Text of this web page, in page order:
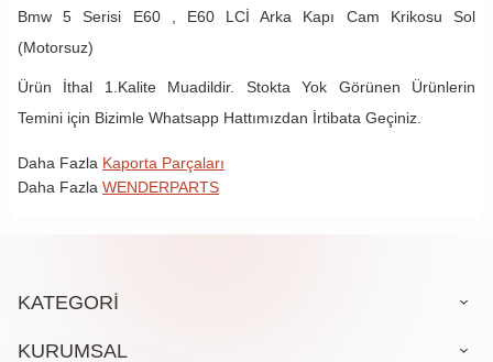
Bmw 5 Serisi E60 , E60 LCİ Arka Kapı Cam Krikosu Sol
(Motorsuz)
Ürün İthal 1.Kalite Muadildir. Stokta Yok Görünen Ürünlerin
Temini için Bizimle Whatsapp Hattımızdan İrtibata Geçiniz.
Daha Fazla Kaporta Parçaları
Daha Fazla WENDERPARTS
KATEGORİ
KURUMSAL